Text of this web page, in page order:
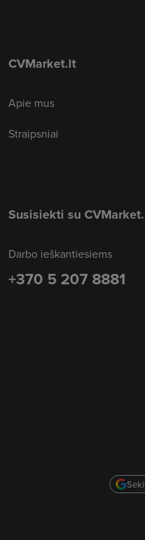
CVMarket.lt
Apie mus
Straipsniai
Susisiekti su
Darbo ieškantiesiems
+370 5 207 8881